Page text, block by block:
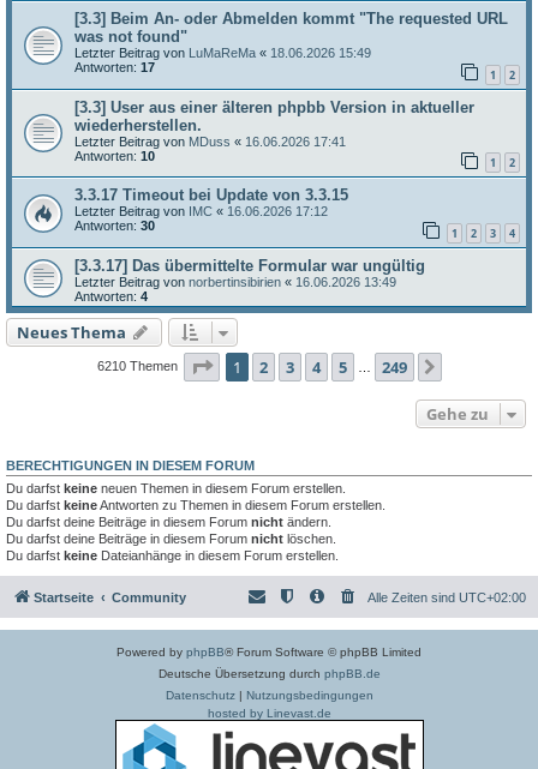
[3.3] Beim An- oder Abmelden kommt "The requested URL
was not found"
Letzter Beitrag von LuMaReMa « 18.06.2026 15:49
Antworten: 17 1 2
[3.3] User aus einer älteren phpbb Version in aktueller
wiederherstellen.
Letzter Beitrag von MDuss « 16.06.2026 17:41
Antworten: 10 1 2
3.3.17 Timeout bei Update von 3.3.15
Letzter Beitrag von IMC « 16.06.2026 17:12
Antworten: 30 1 2 3 4
[3.3.17] Das übermittelte Formular war ungültig
Letzter Beitrag von norbertinsibirien « 16.06.2026 13:49
Antworten: 4
Neues Thema
6210 Themen Seite 1von 249
1 2 3 4 5 249
Gehe zu
BERECHTIGUNGEN IN DIESEM FORUM
Du darfst keine neuen Themen in diesem Forum erstellen.
Du darfst keineAntworten zu Themen in diesem Forum erstellen.
Du darfst deine Beiträge in diesem Forum nicht ändern.
Du darfst deine Beiträge in diesem Forum nicht löschen.
Du darfst keine Dateianhänge in diesem Forum erstellen.
Startseite Community Alle Zeiten sind UTC+02:00
Powered by phpBB® Forum Software © phpBB Limited
Deutsche Übersetzung durch phpBB.de
Datenschutz| Nutzungsbedingungen
hosted by Linevast.de